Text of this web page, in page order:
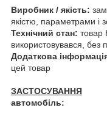
Виробник / якість:
якістю, параметрами і
Технічний стан: товар
використовувався, без
Додаткова
цей товар
ЗАСТОСУВАННЯ
автомобіль: